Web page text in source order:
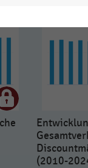
(2010-